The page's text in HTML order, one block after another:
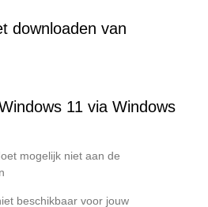
downloaden van
11 via Windows
mogelijk niet aan de
beschikbaar voor jouw